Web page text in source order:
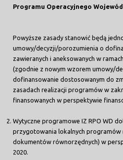
Programu Operacyjnego
Powyższe zasady stanowić będą
umowy/decyzji/porozumienia o
zawieranych i aneksowanych w
(zgodnie z nowym wzorem umowy/
dofinansowanie dostosowanym do
zasadach realizacji programów w
finansowanych w perspektywie
Wytyczne programowe IZ RPO WD
przygotowania lokalnych programów
dokumentów równorzędnych) w
2020.